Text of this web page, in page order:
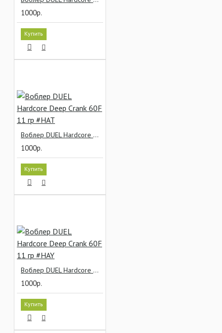
1000р.
Купить
Воблер DUEL Hardcore Deep Crank 60F 11 гр #HAT
1000р.
Купить
Воблер DUEL Hardcore Deep Crank 60F 11 гр #HAY
1000р.
Купить